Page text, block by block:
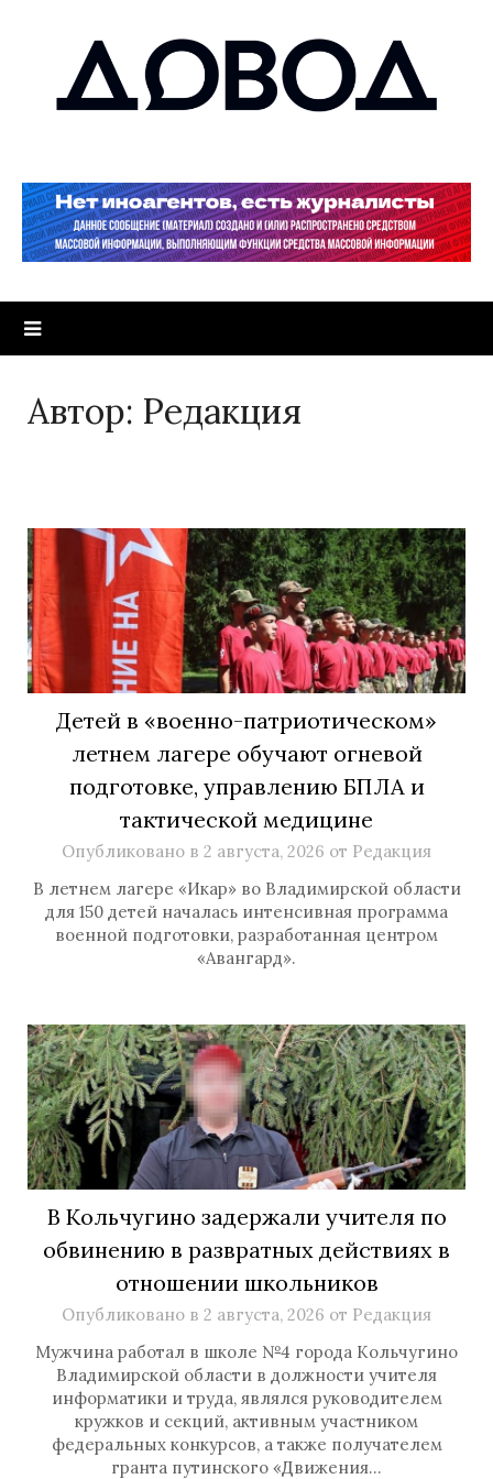
Автор: Редакция
Детей в «военно-патриотическом»
летнем лагере обучают огневой
подготовке, управлению БПЛА и
тактической медицине
Опубликовано в 2 августа, 2026 от Редакция
В летнем лагере «Икар» во Владимирской области
для 150 детей началась интенсивная программа
военной подготовки, разработанная центром
«Авангард».
В Кольчугино задержали учителя по
обвинению в развратных действиях в
отношении школьников
Опубликовано в 2 августа, 2026 от Редакция
Мужчина работал в школе №4 города Кольчугино
Владимирской области в должности учителя
информатики и труда, являлся руководителем
кружков и секций, активным участником
федеральных конкурсов, а также получателем
гранта путинского «Движения…